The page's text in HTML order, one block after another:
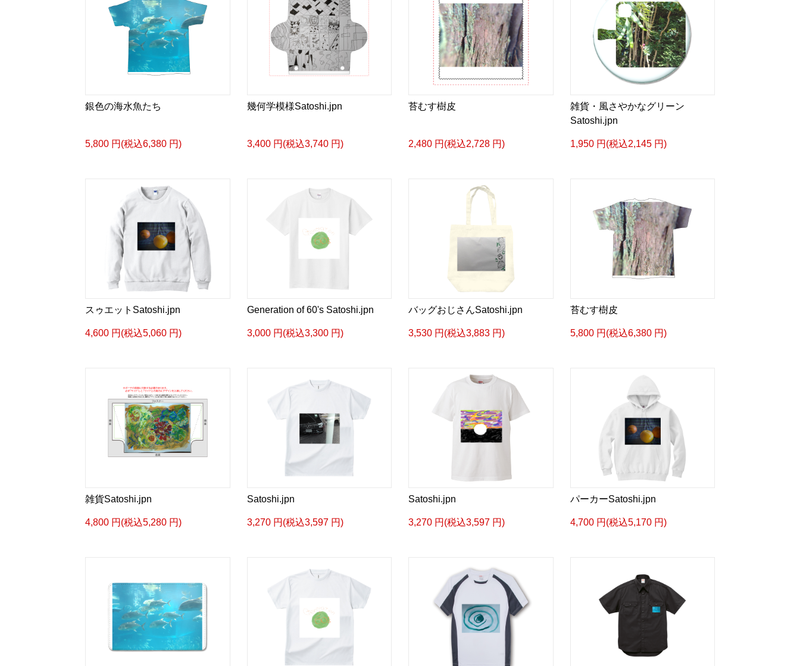
銀色の海水魚たち
5,800 円(税込6,380 円)
幾何学模様Satoshi.jpn
3,400 円(税込3,740 円)
苔むす樹皮
2,480 円(税込2,728 円)
雑貨・風さやかなグリーン
Satoshi.jpn
1,950 円(税込2,145 円)
スゥエットSatoshi.jpn
4,600 円(税込5,060 円)
Generation of 60's Satoshi.jpn
3,000 円(税込3,300 円)
バッグおじさんSatoshi.jpn
3,530 円(税込3,883 円)
苔むす樹皮
5,800 円(税込6,380 円)
雑貨Satoshi.jpn
4,800 円(税込5,280 円)
Satoshi.jpn
3,270 円(税込3,597 円)
Satoshi.jpn
3,270 円(税込3,597 円)
パーカーSatoshi.jpn
4,700 円(税込5,170 円)